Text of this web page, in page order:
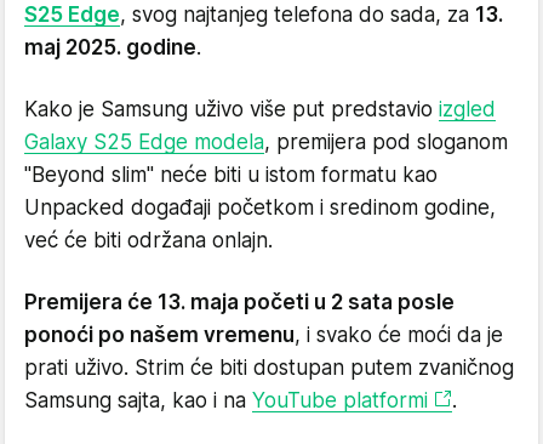
S25 Edge, svog najtanjeg telefona do sada, za 13.
maj 2025. godine.
Kako je Samsung uživo više put predstavio izgled
Galaxy S25 Edge modela, premijera pod sloganom
"Beyond slim" neće biti u istom formatu kao
Unpacked događaji početkom i sredinom godine,
već će biti održana onlajn.
Premijera će 13. maja početi u 2 sata posle
ponoći po našem vremenu, i svako će moći da je
prati uživo. Strim će biti dostupan putem zvaničnog
Samsung sajta, kao i na YouTube platformi .